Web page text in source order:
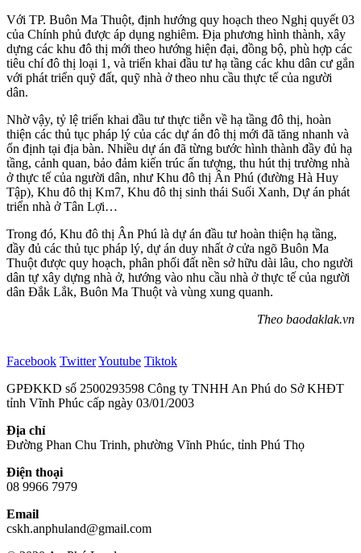
Với TP. Buôn Ma Thuột, định hướng quy hoạch theo Nghị quyết 03
của Chính phủ được áp dụng nghiêm. Địa phương hình thành, xây
dựng các khu đô thị mới theo hướng hiện đại, đồng bộ, phù hợp các
tiêu chí đô thị loại 1, và triển khai đầu tư hạ tầng các khu dân cư gắn
với phát triển quỹ đất, quỹ nhà ở theo nhu cầu thực tế của người
dân.
Nhờ vậy, tỷ lệ triển khai đầu tư thực tiễn về hạ tầng đô thị, hoàn
thiện các thủ tục pháp lý của các dự án đô thị mới đã tăng nhanh và
ổn định tại địa bàn. Nhiều dự án đã từng bước hình thành đầy đủ hạ
tầng, cảnh quan, bảo đảm kiến trúc ấn tượng, thu hút thị trường nhà
ở thực tế của người dân, như Khu đô thị Ân Phú (đường Hà Huy
Tập), Khu đô thị Km7, Khu đô thị sinh thái Suối Xanh, Dự án phát
triển nhà ở Tân Lợi…
Trong đó, Khu đô thị Ân Phú là dự án đầu tư hoàn thiện hạ tầng,
đầy đủ các thủ tục pháp lý, dự án duy nhất ở cửa ngõ Buôn Ma
Thuột được quy hoạch, phân phối đất nền sở hữu dài lâu, cho người
dân tự xây dựng nhà ở, hướng vào nhu cầu nhà ở thực tế của người
dân Đắk Lắk, Buôn Ma Thuột và vùng xung quanh.
Theo baodaklak.vn
Facebook TwitterYoutube Tiktok
GPĐKKD số 2500293598 Công ty TNHH An Phú do Sở KHĐT
tỉnh Vĩnh Phúc cấp ngày 03/01/2003
Địa chỉ
Đường Phan Chu Trinh, phường Vĩnh Phúc, tỉnh Phú Thọ
Điện thoại
08 9966 7979
Email
cskh.anphuland@gmail.com